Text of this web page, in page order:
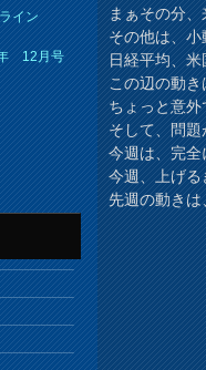
まぁその分
その他は、小
日経平均、米
この辺の動
ちょっと意
そして、問
今週は、完
今週、上げ
先週の動き
イン
12月号